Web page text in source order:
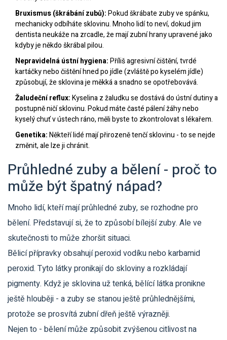
Bruxismus (škrábání zubů):Pokud škrábate zuby ve spánku,
mechanicky odbíháte sklovinu. Mnoho lidí to neví, dokud jim
dentista neukáže na zrcadle, že mají zubní hrany upravené jako
kdyby je někdo škrábal pilou.
Nepravidelná ústní hygiena:Příliš agresivní čištění, tvrdé
kartáčky nebo čištění hned po jídle (zvláště po kyselém jídle)
způsobují, že sklovina je měkká a snadno se opotřebovává.
Žaludeční reflux:Kyselina z žaludku se dostává do ústní dutiny a
postupně ničí sklovinu. Pokud máte časté pálení žáhy nebo
kyselý chuť v ústech ráno, měli byste to zkontrolovat s lékařem.
Genetika:Někteří lidé mají přirozeně tenčí sklovinu - to se nejde
změnit, ale lze ji chránit.
Průhledné zuby a bělení - proč to
může být špatný nápad?
Mnoho lidí, kteří mají průhledné zuby, se rozhodne pro
bělení. Představují si, že to způsobí bílejší zuby. Ale ve
skutečnosti to může zhoršit situaci.
Bělicí přípravky obsahují peroxid vodíku nebo karbamid
peroxid. Tyto látky pronikají do skloviny a rozkládají
pigmenty. Když je sklovina už tenká, bělící látka pronikne
ještě hlouběji - a zuby se stanou ještě průhlednějšími,
protože se prosvítá zubní dřeň ještě výrazněji.
Nejen to - bělení může způsobit zvýšenou citlivost na